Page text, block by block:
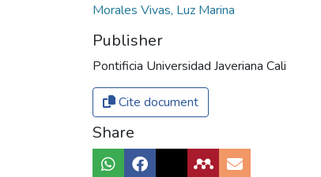
Morales Vivas, Luz Marina
Publisher
Pontificia Universidad Javeriana Cali
Cite document
Share